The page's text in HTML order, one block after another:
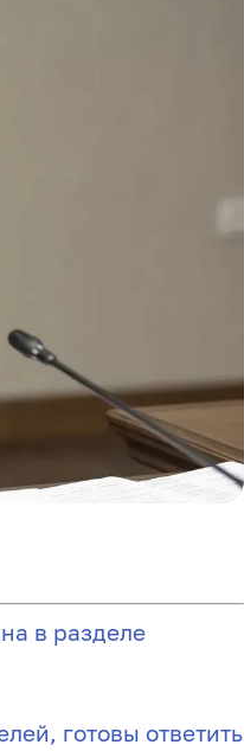
в разделе
готовы ответить